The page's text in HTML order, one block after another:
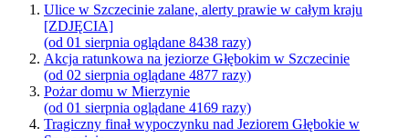
Ulice w Szczecinie zalane, alerty prawie w całym kraju
[ZDJĘCIA]
(od 01 sierpnia oglądane 8438 razy)
Akcja ratunkowa na jeziorze Głębokim w Szczecinie
(od 02 sierpnia oglądane 4877 razy)
Pożar domu w Mierzynie
(od 01 sierpnia oglądane 4169 razy)
Tragiczny finał wypoczynku nad Jeziorem Głębokie w